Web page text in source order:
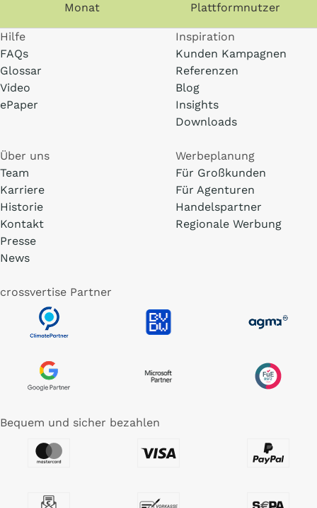
Monat
Plattformnutzer
Hilfe
FAQs
Glossar
Video
ePaper
Inspiration
Kunden Kampagnen
Referenzen
Blog
Insights
Downloads
Über uns
Team
Karriere
Historie
Kontakt
Presse
News
Werbeplanung
Für Großkunden
Für Agenturen
Handelspartner
Regionale Werbung
crossvertise Partner
Bequem und sicher bezahlen